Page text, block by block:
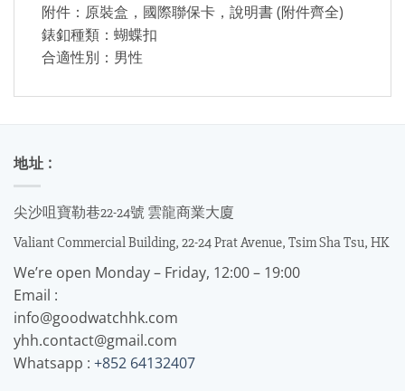
附件：原裝盒，國際聯保卡，說明書 (附件齊全)
錶釦種類：蝴蝶扣
合適性別：男性
地址 :
尖沙咀寶勒巷22-24號 雲龍商業大廈
Valiant Commercial Building, 22-24 Prat Avenue, Tsim Sha Tsu, HK
We’re open Monday – Friday, 12:00 – 19:00
Email :
info@goodwatchhk.com
yhh.contact@gmail.com
Whatsapp : +852 64132407